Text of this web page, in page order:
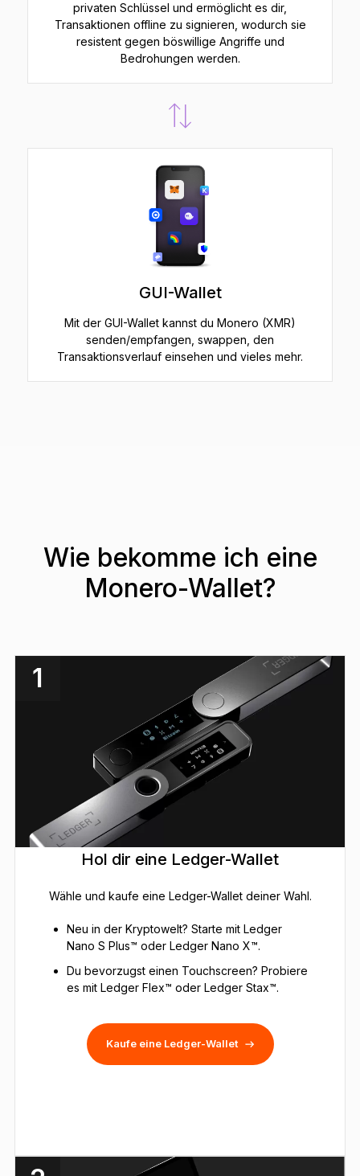
privaten Schlüssel und ermöglicht es dir,
Transaktionen offline zu signieren, wodurch sie
resistent gegen böswillige Angriffe und
Bedrohungen werden.
GUI-Wallet
Mit der GUI-Wallet kannst du Monero (XMR)
senden/empfangen, swappen, den
Transaktionsverlauf einsehen und vieles mehr.
Wie bekomme ich eine
Monero-Wallet?
1
Hol dir eine Ledger-Wallet
Wähle und kaufe eine Ledger-Wallet deiner Wahl.
Neu in der Kryptowelt? Starte mit Ledger
Nano S Plus™ oder Ledger Nano X™.
Du bevorzugst einen Touchscreen? Probiere
es mit Ledger Flex™ oder Ledger Stax™.
Kaufe eine Ledger-Wallet